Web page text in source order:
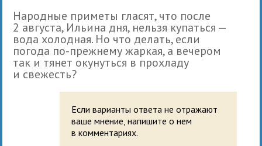
Народные приметы гласят, что после
2 августа, Ильина дня, нельзя купаться —
вода холодная. Но что делать, если
погода по-прежнему жаркая, а вечером
так и тянет окунуться в прохладу
и свежесть?
Если варианты ответа не отражают
ваше мнение, напишите о нем
в комментариях.